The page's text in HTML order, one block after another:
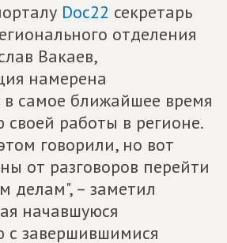
Doc22 секретарь
отделения
Вакаев,
намерена
самое ближайшее время
работы в регионе.
говорили, но вот
от разговоров перейти
делам", – заметил
начавшуюся
с завершившимися